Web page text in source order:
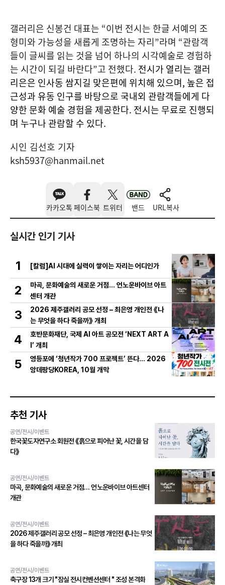
갤러리은 신봉건 대표는 “이번 전시는 한글 서예의 조
형미와 가능성을 새롭게 조명하는 자리”라며 “관람객
들이 글씨를 읽는 것을 넘어 하나의 시각예술로 경험하
는 시간이 되길 바란다”고 전했다. 전시가 열리는 갤러
리은은 인사동 쌈지길 맞은편에 위치해 있으며, 높은 접
근성과 유동 인구를 바탕으로 국내외 관람객들에게 다
양한 문화 예술 경험을 제공한다. 전시는 무료로 진행되
며 누구나 관람할 수 있다.
시인 김선호 기자
ksh5937@hanmail.net
카카오톡 페이스북 트위터 밴드 URL복사
실시간 인기 기사
1 [칼럼]AI 시대에 실력이 쌓이는 자리는 어디인가
2
마곡, 문화예술의 새로운 거점… 언노운바이브 아트
센터 개관
3
2026 제주갤러리 공모 선정 – 최은영 개인전 《나
는 무엇을 하다 죽을까》 개최
4
호반문화재단, 국제 AI 아트 공모전 ‘NEXT ART A
I’ 개최
5
영등포에 ‘청년작가 700 프로젝트’ 뜬다… 2026
앙데팡당KOREA, 10월 개막
추천 기사
공연/전시/이벤트
한국꽃도자연구소 회원전 《흙으로 피어난 꽃, 시간을 담
다》
공연/전시/이벤트
마곡, 문화예술의 새로운 거점… 언노운바이브 아트센터
개관
공연/전시/이벤트
2026 제주갤러리 공모 선정 – 최은영 개인전 《나는 무엇
을 하다 죽을까》 개최
공연/전시/이벤트
축구장 13개 크기 "잠실 전시컨벤션센터 " 조성 본격화